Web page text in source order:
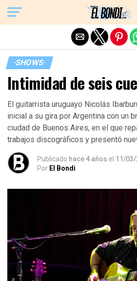
·SHOWS·
Intimidad de seis
El guitarrista uruguayo Nicolás
inicial a su gira por Argentina con un
ciudad de Buenos Aires, en el que
trabajos discográficos y presentó
Publicado hace 4 años el 11/
Por El Bondi
Exit mobile